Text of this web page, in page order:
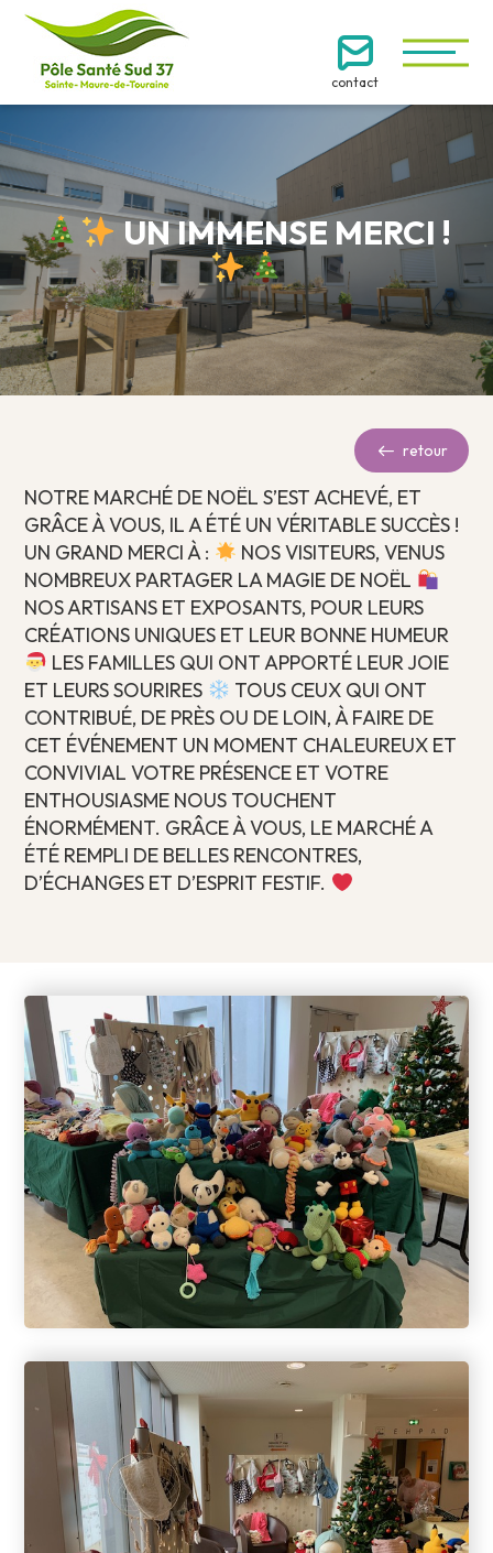
contact
UN IMMENSE MERCI !
retour
NOTRE MARCHÉ DE NOËL S’EST ACHEVÉ, ET
GRÂCE À VOUS, IL A ÉTÉ UN VÉRITABLE SUCCÈS !
UN GRAND MERCI À :
NOS VISITEURS, VENUS
NOMBREUX PARTAGER LA MAGIE DE NOËL
NOS ARTISANS ET EXPOSANTS, POUR LEURS
CRÉATIONS UNIQUES ET LEUR BONNE HUMEUR
LES FAMILLES QUI ONT APPORTÉ LEUR JOIE
ET LEURS SOURIRES
TOUS CEUX QUI ONT
CONTRIBUÉ, DE PRÈS OU DE LOIN, À FAIRE DE
CET ÉVÉNEMENT UN MOMENT CHALEUREUX ET
CONVIVIAL VOTRE PRÉSENCE ET VOTRE
ENTHOUSIASME NOUS TOUCHENT
ÉNORMÉMENT. GRÂCE À VOUS, LE MARCHÉ A
ÉTÉ REMPLI DE BELLES RENCONTRES,
D’ÉCHANGES ET D’ESPRIT FESTIF.